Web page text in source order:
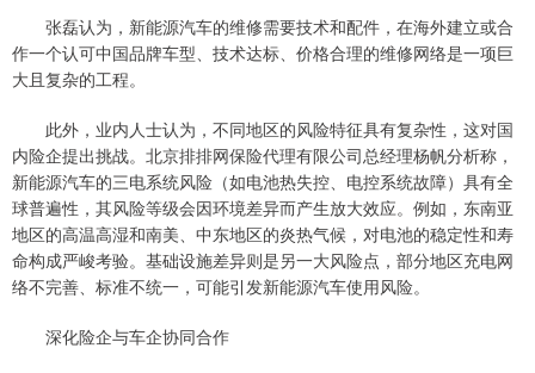
张磊认为，新能源汽车的维修需要技术和配件，在海外建立或合
作一个认可中国品牌车型、技术达标、价格合理的维修网络是一项巨
大且复杂的工程。
此外，业内人士认为，不同地区的风险特征具有复杂性，这对国
内险企提出挑战。北京排排网保险代理有限公司总经理杨帆分析称，
新能源汽车的三电系统风险（如电池热失控、电控系统故障）具有全
球普遍性，其风险等级会因环境差异而产生放大效应。例如，东南亚
地区的高温高湿和南美、中东地区的炎热气候，对电池的稳定性和寿
命构成严峻考验。基础设施差异则是另一大风险点，部分地区充电网
络不完善、标准不统一，可能引发新能源汽车使用风险。
深化险企与车企协同合作